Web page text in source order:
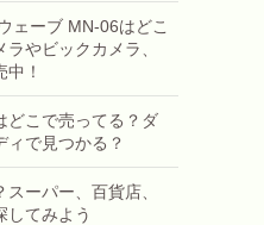
ェーブ MN-06はどこ
やビックカメラ、
！
どこで売ってる？ダ
ィで見つかる？
ーパー、百貨店、
してみよう